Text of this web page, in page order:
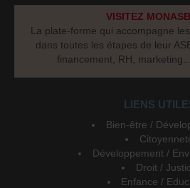
VISITEZ
La plate-forme qui accompagne les
dans toutes les étapes de leur
financement, RH, marketing...
LIENS
Bien-être /
Développement /
Droit /
Enfance /